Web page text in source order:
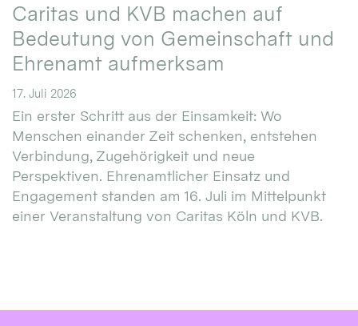
Caritas und KVB machen auf
Bedeutung von Gemeinschaft und
Ehrenamt aufmerksam
17. Juli 2026
Ein erster Schritt aus der Einsamkeit: Wo
Menschen einander Zeit schenken, entstehen
Verbindung, Zugehörigkeit und neue
Perspektiven. Ehrenamtlicher Einsatz und
Engagement standen am 16. Juli im Mittelpunkt
einer Veranstaltung von Caritas Köln und KVB.